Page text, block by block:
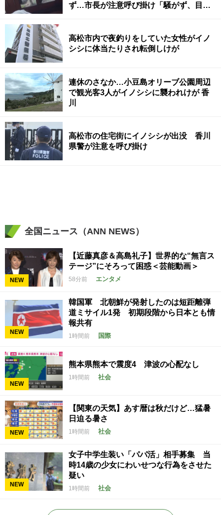
ず…市長が注意呼び掛け「騒がず、目を
高松市内で夜釣りをしていた女性がイノ
シシに体当たりされ転倒しけが
連休のさなか…小豆島オリーブ公園周辺
で観光客3人がイノシシに襲われけが 香
川
高松市の住宅街にイノシシが出没 香川
県警が注意を呼び掛け
全国ニュース（ANN NEWS）
NEW
【近藤真彦＆高島礼子】世界的な“無言ス
テージ”にそろって困惑＜芸能動画＞
58分前 エンタメ
NEW
韓国軍 北朝鮮が発射したのは短距離弾
道ミサイル1発 初期段階から日本とも情
報共有
1時間前 国際
NEW
熊本県熊本で震度4 津波の心配なし
1時間前 社会
NEW
【関東の天気】あす暦は秋だけど…猛暑
日迫る暑さ
1時間前 社会
NEW
女子中学生装い「パパ活」相手募集 当
時14歳の少女にわいせつな行為をさせた
疑い
1時間前 社会